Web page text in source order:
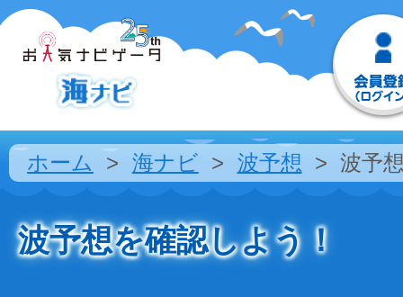
ホーム 海ナビ 波予想 波予
波予想を確認しよう！